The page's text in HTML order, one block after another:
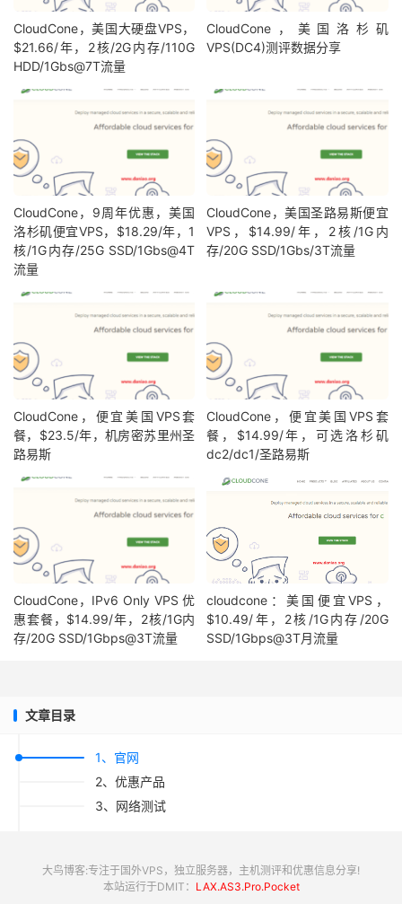
CloudCone，美国大硬盘VPS，
$21.66/年，2核/2G内存/110G
HDD/1Gbs@7T流量
CloudCone，美国洛杉矶
VPS(DC4)测评数据分享
CloudCone，9周年优惠，美国
洛杉矶便宜VPS，$18.29/年，1
核/1G内存/25G SSD/1Gbs@4T
流量
CloudCone，美国圣路易斯便宜
VPS，$14.99/年，2核/1G内
存/20G SSD/1Gbs/3T流量
CloudCone，便宜美国VPS套
餐，$23.5/年，机房密苏里州圣
路易斯
CloudCone，便宜美国VPS套
餐，$14.99/年，可选洛杉矶
dc2/dc1/圣路易斯
CloudCone，IPv6 Only VPS 优
惠套餐，$14.99/年，2核/1G内
存/20G SSD/1Gbps@3T流量
cloudcone：美国便宜VPS，
$10.49/年，2核/1G内存/20G
SSD/1Gbps@3T月流量
文章目录
1、官网
2、优惠产品
3、网络测试
大鸟博客:专注于国外VPS，独立服务器，主机测评和优惠信息分享!
本站运行于DMIT： LAX.AS3.Pro.Pocket